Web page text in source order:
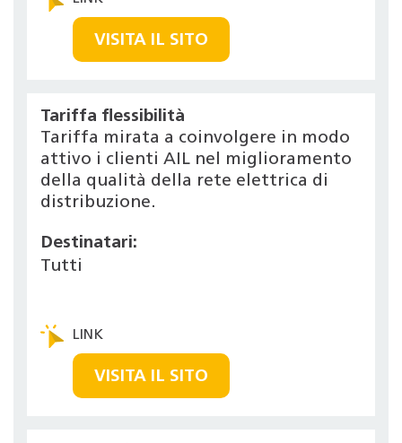
VISITA IL SITO
Tariffa flessibilità
Tariffa mirata a coinvolgere in modo
attivo i clienti AIL nel miglioramento
della qualità della rete elettrica di
distribuzione.
Destinatari:
Tutti
VISITA IL SITO